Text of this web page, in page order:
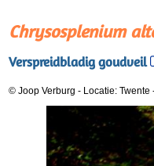
Chrysosplenium
Verspreidbladig goudveil
© Joop Verburg - Locatie: Twente